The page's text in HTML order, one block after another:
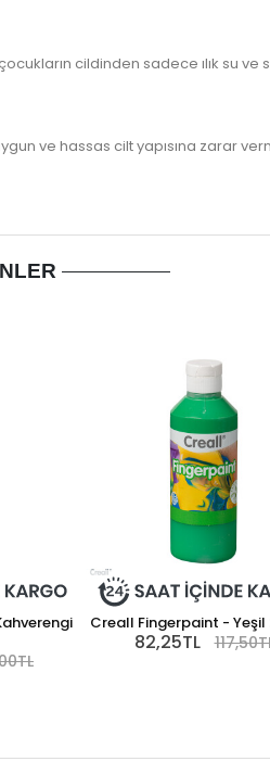
cildinden sadece ılık su
ve hassas cilt yapısına zarar
Creall Fingerpaint - Yeşil
82,25TL